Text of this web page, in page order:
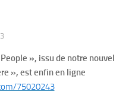
», issu de notre nouvel
», est enfin en ligne
75020243